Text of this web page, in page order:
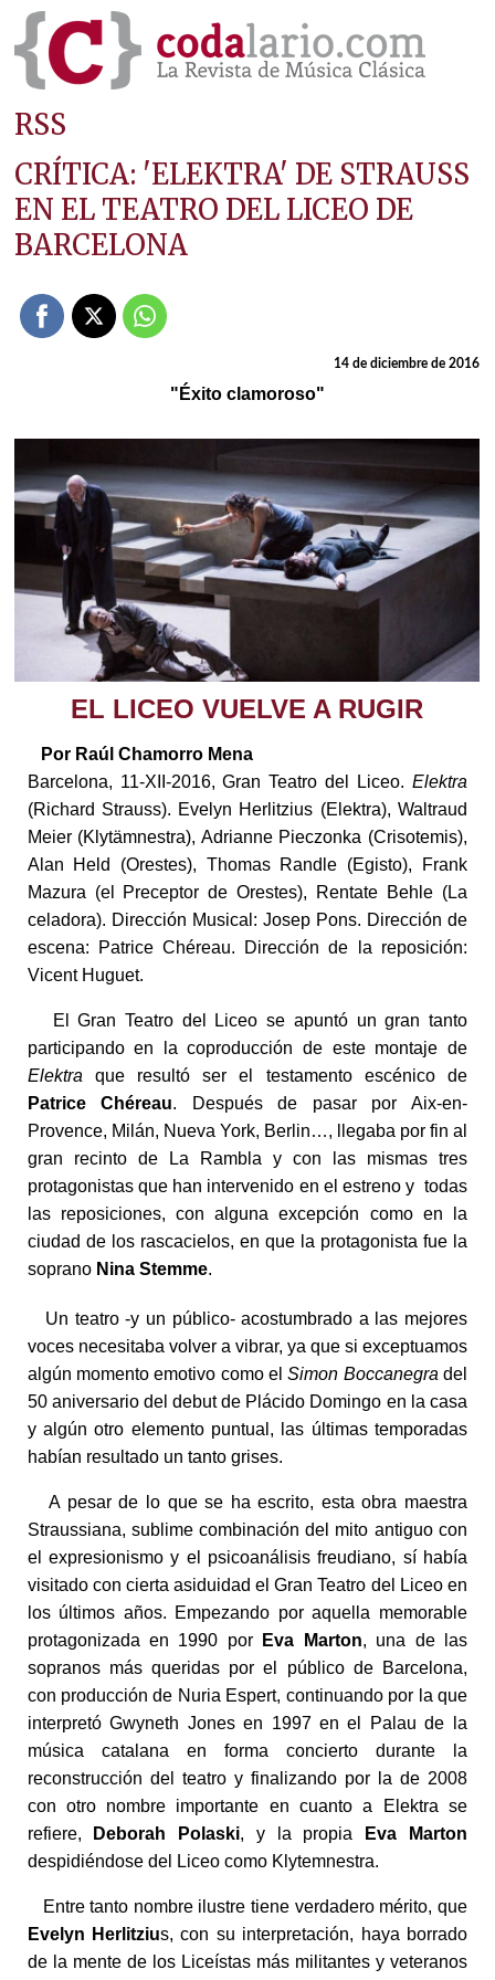
RSS
CRÍTICA: 'ELEKTRA' DE STRAUSS
EN EL TEATRO DEL LICEO DE
BARCELONA
14 de diciembre de 2016
"Éxito clamoroso"
EL LICEO VUELVE A RUGIR
Por Raúl Chamorro Mena
Barcelona, 11-XII-2016, Gran Teatro del Liceo. Elektra
(Richard Strauss). Evelyn Herlitzius (Elektra), Waltraud
Meier (Klytämnestra), Adrianne Pieczonka (Crisotemis),
Alan Held (Orestes), Thomas Randle (Egisto), Frank
Mazura (el Preceptor de Orestes), Rentate Behle (La
celadora). Dirección Musical: Josep Pons. Dirección de
escena: Patrice Chéreau. Dirección de la reposición:
Vicent Huguet.
El Gran Teatro del Liceo se apuntó un gran tanto
participando en la coproducción de este montaje de
Elektra que resultó ser el testamento escénico de
Patrice Chéreau. Después de pasar por Aix-en-
Provence, Milán, Nueva York, Berlin…, llegaba por fin al
gran recinto de La Rambla y con las mismas tres
protagonistas que han intervenido en el estreno y todas
las reposiciones, con alguna excepción como en la
ciudad de los rascacielos, en que la protagonista fue la
soprano Nina Stemme.
Un teatro -y un público- acostumbrado a las mejores
voces necesitaba volver a vibrar, ya que si exceptuamos
algún momento emotivo como elSimon Boccanegra del
50 aniversario del debut de Plácido Domingo en la casa
y algún otro elemento puntual, las últimas temporadas
habían resultado un tanto grises.
A pesar de lo que se ha escrito, esta obra maestra
Straussiana, sublime combinación del mito antiguo con
el expresionismo y el psicoanálisis freudiano, sí había
visitado con cierta asiduidad el Gran Teatro del Liceo en
los últimos años. Empezando por aquella memorable
protagonizada en 1990 por
Eva Marton, una de las
sopranos más queridas por el público de Barcelona,
con producción de Nuria Espert, continuando por la que
interpretó Gwyneth Jones en 1997 en el Palau de la
música catalana en forma concierto durante la
reconstrucción del teatro y finalizando por la de 2008
con otro nombre importante en cuanto a Elektra se
refiere,
Deborah Polaski, y la propia
Eva Marton
despidiéndose del Liceo como Klytemnestra.
Entre tanto nombre ilustre tiene verdadero mérito, que
Evelyn Herlitzius, con su interpretación, haya borrado
de la mente de los Liceístas más militantes y veteranos